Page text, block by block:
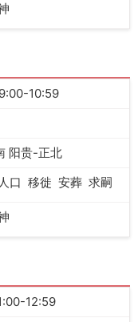
10:59
阳贵-正北
口 移徙 安葬 求嗣
12:59